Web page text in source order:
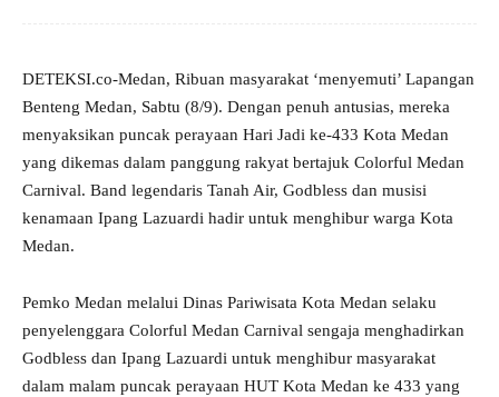
DETEKSI.co-Medan, Ribuan masyarakat ‘menyemuti’ Lapangan
Benteng Medan, Sabtu (8/9). Dengan penuh antusias, mereka
menyaksikan puncak perayaan Hari Jadi ke-433 Kota Medan
yang dikemas dalam panggung rakyat bertajuk Colorful Medan
Carnival. Band legendaris Tanah Air, Godbless dan musisi
kenamaan Ipang Lazuardi hadir untuk menghibur warga Kota
Medan.
Pemko Medan melalui Dinas Pariwisata Kota Medan selaku
penyelenggara Colorful Medan Carnival sengaja menghadirkan
Godbless dan Ipang Lazuardi untuk menghibur masyarakat
dalam malam puncak perayaan HUT Kota Medan ke 433 yang